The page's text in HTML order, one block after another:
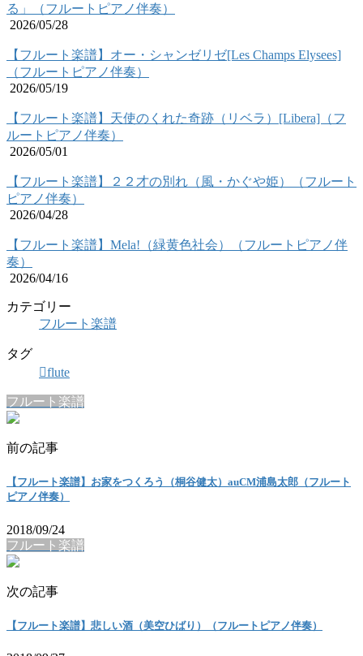
る」（フルートピアノ伴奏）
2026/05/28
【フルート楽譜】オー・シャンゼリゼ[Les Champs Elysees]
（フルートピアノ伴奏）
2026/05/19
【フルート楽譜】天使のくれた奇跡（リベラ）[Libera]（フ
ルートピアノ伴奏）
2026/05/01
【フルート楽譜】２２才の別れ（風・かぐや姫）（フルート
ピアノ伴奏）
2026/04/28
【フルート楽譜】Mela!（緑黄色社会）（フルートピアノ伴
奏）
2026/04/16
カテゴリー
フルート楽譜
タグ
flute
フルート楽譜
前の記事
【フルート楽譜】お家をつくろう（桐谷健太）auCM浦島太郎（フルート
ピアノ伴奏）
2018/09/24
フルート楽譜
次の記事
【フルート楽譜】悲しい酒（美空ひばり）（フルートピアノ伴奏）